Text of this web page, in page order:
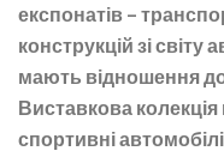
експонатів –
конструкцій зі
мають відношення до
Виставкова колекція
спортивні